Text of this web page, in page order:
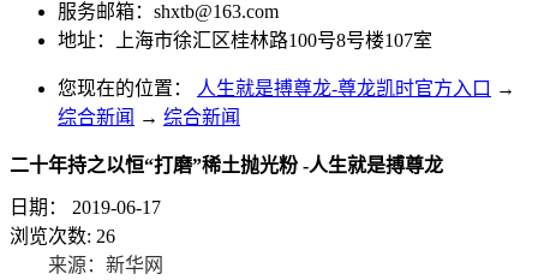
服务邮箱： shxtb@163.com
地址：上海市徐汇区桂林路100号8号楼107室
您现在的位置： 人生就是搏尊龙-尊龙凯时官方入口 →
综合新闻 → 综合新闻
二十年持之以恒“打磨”稀土抛光粉 -人生就是搏尊龙
日期：
2019-06-17
浏览次数: 26
来源：新华网